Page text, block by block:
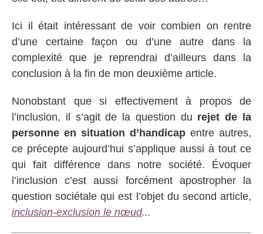
Ici il était intéressant de voir combien on rentre
d’une certaine façon ou d’une autre dans la
complexité que je reprendrai d’ailleurs dans la
conclusion à la fin de mon deuxième article.
Nonobstant que si effectivement à propos de
l’inclusion, il s’agit de la question du rejet de la
personne en situation d’handicap entre autres,
ce précepte aujourd’hui s’applique aussi à tout ce
qui fait différence dans notre société. Évoquer
l’inclusion c’est aussi forcément apostropher la
question sociétale qui est l’objet du second article,
inclusion-exclusion le nœud...